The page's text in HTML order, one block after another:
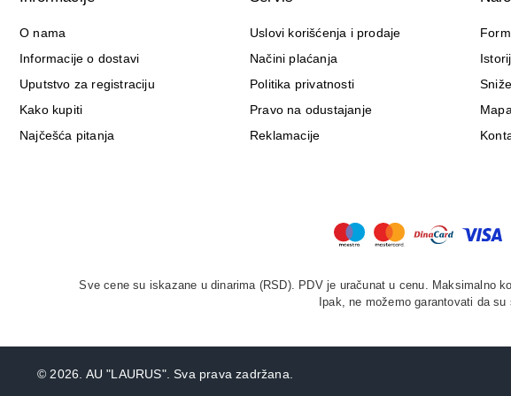
O nama
Informacije o dostavi
Uputstvo za registraciju
Kako kupiti
Najčešća pitanja
Uslovi korišćenja i prodaje
Načini plaćanja
Politika privatnosti
Pravo na odustajanje
Reklamacije
Sve cene su iskazane u dinarima (RSD). PDV je uračunat u cenu. Maksimalno
Ipak, ne možemo garantovati da
© 2026. AU "LAURUS". Sva prava zadržana.